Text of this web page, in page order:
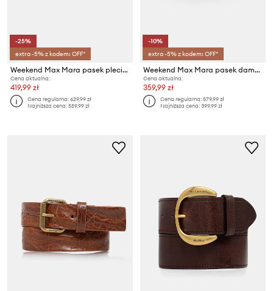
-25%
extra -5% z kodem: OFF*
Weekend Max Mara pasek pleciony damski skórzany AGELO
Cena aktualna:
419,99 zł
Cena regularna:629,99 zł
Najniższa cena:559,99 zł
-10%
extra -5% z kodem: OFF*
Weekend Max Mara pasek damski z imitacji skóry ABOCCA
Cena aktualna:
359,99 zł
Cena regularna:579,99 zł
Najniższa cena:399,99 zł